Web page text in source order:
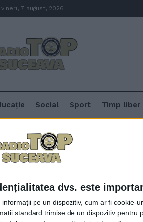
dvs. este
pe un dispozitiv, cum ar fi cookie-
standard trimise de un dispozitiv pentru
vineri, 7 august, 2026
Social Sport Timp liber
suceveni, invitați
aflat că polivalenta